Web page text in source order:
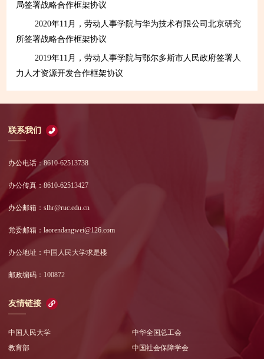
局签署战略合作框架协议
2020年11月，劳动人事学院与华为技术有限公司北京研究
所签署战略合作框架协议
2019年11月，劳动人事学院与鄂尔多斯市人民政府签署人
力人才资源开发合作框架协议
联系我们
办公电话：8610-62513738
办公传真：8610-62513427
办公邮箱：slhr@ruc.edu.cn
党委邮箱：laorendangwei@126.com
办公地址：中国人民大学求是楼
邮政编码：100872
友情链接
中国人民大学
教育部
中华全国总工会
中国社会保障学会